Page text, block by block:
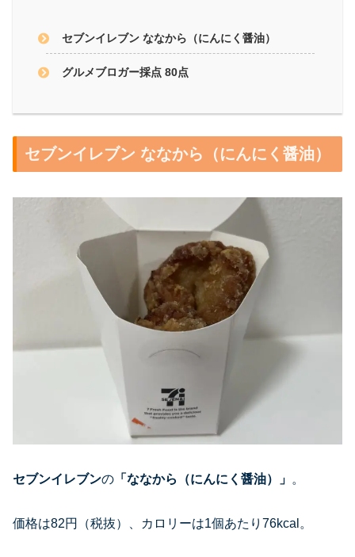
セブンイレブン ななから（にんにく醤油）
グルメブロガー採点 80点
セブンイレブン ななから（にんにく醤油）
セブンイレブンの 「 ななから（にんにく醤油） 」 。
価格は82円（税抜）、カロリーは1個あたり76kcal。